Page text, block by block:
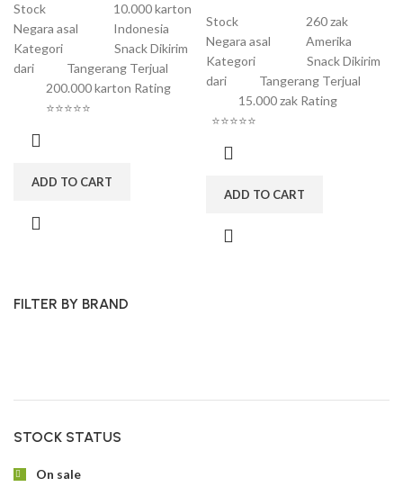
FILTER BY BRAND
STOCK STATUS
On sale
Stock 10.000 karton
Negara asal Indonesia
Kategori Snack Dikirim
dari Tangerang Terjual
200.000 karton Rating
⭐⭐⭐⭐⭐
ADD TO CART
Stock 260 zak
Negara asal Amerika
Kategori Snack Dikirim
dari Tangerang Terjual
15.000 zak Rating
⭐⭐⭐⭐⭐
ADD TO CART